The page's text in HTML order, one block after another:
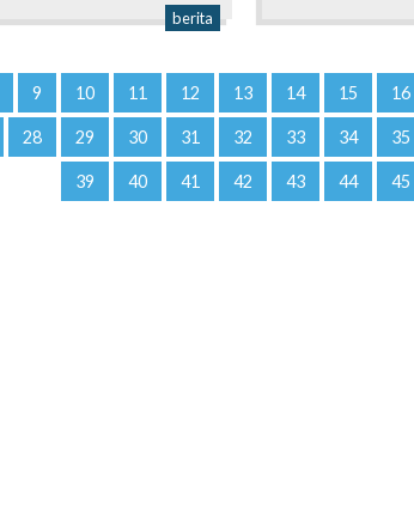
berita
9 10 11 12 13 14 15 16
28 29 30 31 32 33 34 35
39 40 41 42 43 44 45